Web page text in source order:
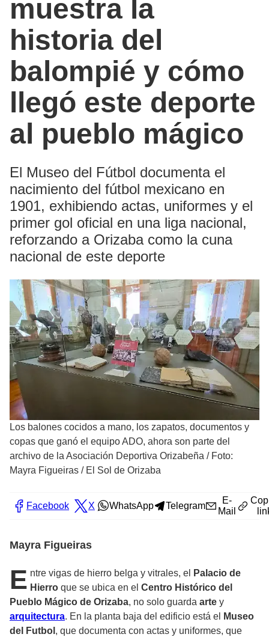
muestra la
historia del
balompié y cómo
llegó este deporte
al pueblo mágico
El Museo del Fútbol documenta el
nacimiento del fútbol mexicano en
1901, exhibiendo actas, uniformes y el
primer gol oficial en una liga nacional,
reforzando a Orizaba como la cuna
nacional de este deporte
Los balones cocidos a mano, los zapatos, documentos y
copas que ganó el equipo ADO, ahora son parte del
archivo de la Asociación Deportiva Orizabeña / Foto:
Mayra Figueiras / El Sol de Orizaba
Facebook X WhatsApp Telegram
E-
Mail
Mayra Figueiras
E ntre vigas de hierro belga y vitrales, el
Palacio de
Hierro que se ubica en el Centro Histórico del
Pueblo Mágico de Orizaba, no solo guarda arte y
arquitectura. En la planta baja del edificio está el
Museo
del Futbol , que documenta con actas y uniformes, que